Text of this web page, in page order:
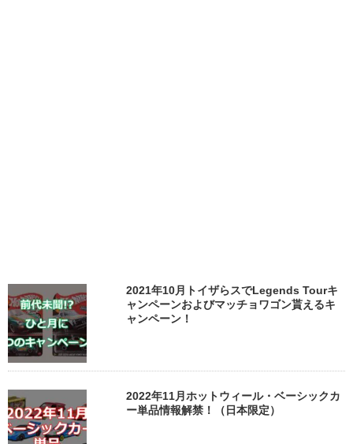
2021年10月トイザらスでLegends Tourキ
ャンペーンおよびマッチョワゴン貰えるキ
ャンペーン！
2022年11月ホットウィール・ベーシックカ
ー単品情報解禁！（日本限定）